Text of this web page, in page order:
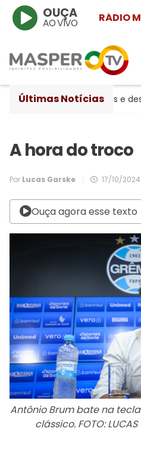
RÁDIO
OUÇA
AO VIVO
Últimas Notícias
avanços históricos e
A hora do troco
Por Lucas Garske 17/10/2024
Ouça agora esse texto
Antônio Brum bate na
clássico. FOTO: LUCAS